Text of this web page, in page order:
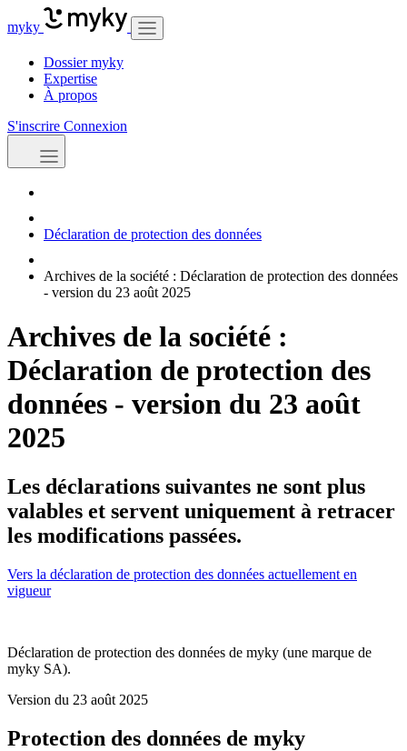
myky
Dossier myky
Expertise
À propos
S'inscrire Connexion
Déclaration de protection des données
Archives de la société : Déclaration de protection des données
- version du 23 août 2025
Archives de la société :
Déclaration de protection des
données - version du 23 août
2025
Les déclarations suivantes ne sont plus
valables et servent uniquement à retracer
les modifications passées.
Vers la déclaration de protection des données actuellement en
vigueur
Déclaration de protection des données de myky (une marque de
myky SA).
Version du 23 août 2025
Protection des données de myky